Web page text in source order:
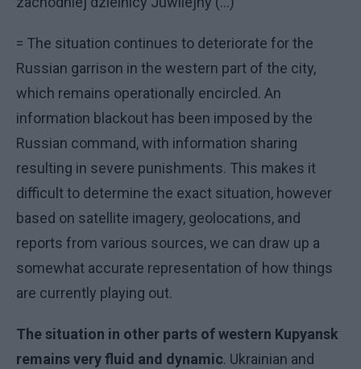
= The situation continues to deteriorate for the
Russian garrison in the western part of the city,
which remains operationally encircled. An
information blackout has been imposed by the
Russian command, with information sharing
resulting in severe punishments. This makes it
difficult to determine the exact situation, however
based on satellite imagery, geolocations, and
reports from various sources, we can draw up a
somewhat accurate representation of how things
are currently playing out.
The situation in other parts of western Kupyansk
remains very fluid and dynamic. Ukrainian and